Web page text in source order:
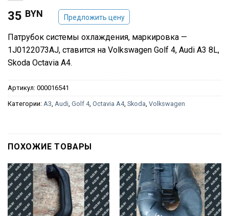
35 BYN Предложить цену
Патрубок системы охлаждения, маркировка —
1J0122073AJ, ставится на Volkswagen Golf 4, Audi A3 8L,
Skoda Octavia A4.
Артикул: 000016541
Категории: A3, Audi, Golf 4, Octavia A4, Skoda, Volkswagen
ПОХОЖИЕ ТОВАРЫ